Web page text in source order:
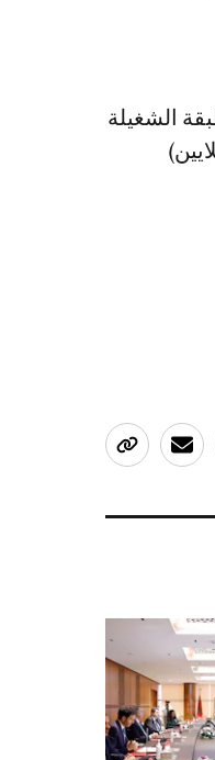
الشغيلة
مشيرة إلى أن نصف الشغيلة فقط (حوالي 10 ملايين)